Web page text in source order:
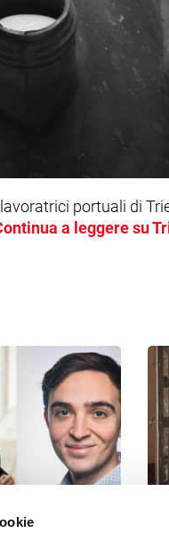
portuali di
a leggere su